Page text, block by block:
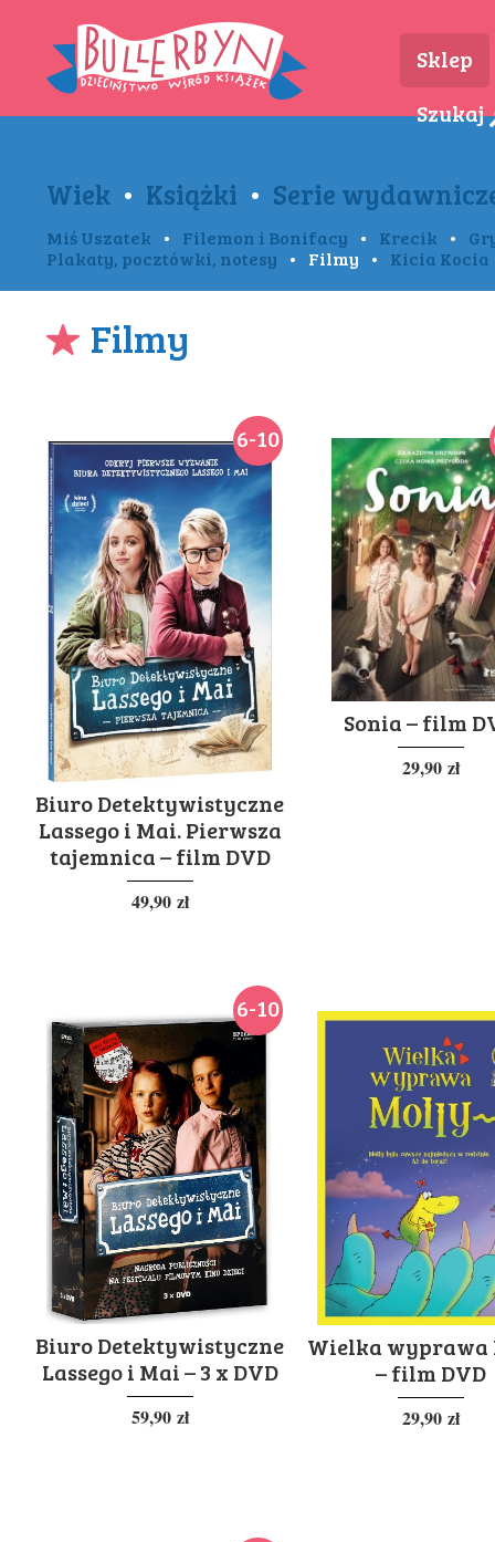
Sklep
Szukaj
Wiek • Książki • Serie
Miś Uszatek • Filemon i Bonifacy • Krecik •
Plakaty, pocztówki, notesy
• Filmy • Kicia Kocia
Filmy
6-10
Biuro Detektywistyczne
Lassego i Mai. Pierwsza
tajemnica – film DVD
49,90 zł
Sonia – film
29,90 zł
6-10
Biuro Detektywistyczne
Lassego i Mai – 3 x DVD
59,90 zł
Wielka
– film DVD
29,90 zł